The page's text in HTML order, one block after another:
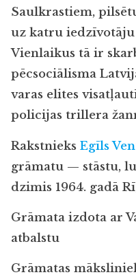
Saulkrastiem,
uz katru
Vienlaikus tā ir
pēcsociālisma
varas elites
policijas trillera
Rakstnieks Egīls
grāmatu — stāstu,
dzimis 1964. gadā
Grāmata izdota ar
atbalstu
Grāmatas